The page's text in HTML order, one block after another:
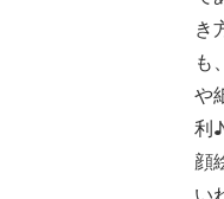
サインペンで清書する
き
も
や
利
顔